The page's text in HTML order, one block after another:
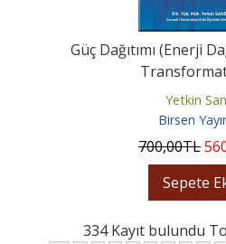
Güç Dağıtımı (Enerji
Yetkin
Birsen
700,00TL
Sepete
334 Kayıt bulundu